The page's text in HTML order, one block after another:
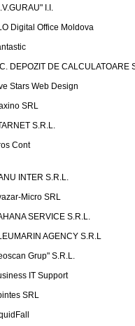
I.I.
Digital Office Moldova
DEPOZIT DE CALCULATOARE
Stars Web Design
SRL
S.R.L.
Cont
INTER S.R.L.
Micro SRL
SERVICE S.R.L.
AGENCY S.R.L
Grup" S.R.L.
IT Support
SRL